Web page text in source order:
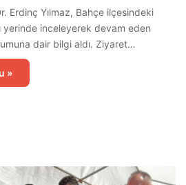
Erdinç Yılmaz, Bahçe ilçesindeki
yerinde inceleyerek devam eden
dair bilgi aldı. Ziyaret…
»